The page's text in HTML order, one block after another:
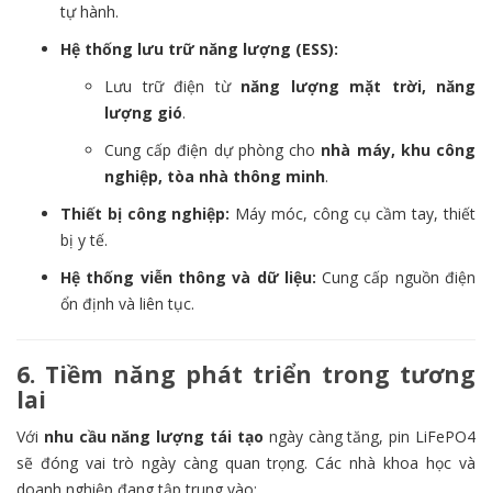
tự hành.
Hệ thống lưu trữ năng lượng (ESS):
Lưu trữ điện từ năng lượng mặt trời, năng
lượng gió.
Cung cấp điện dự phòng cho nhà máy, khu công
nghiệp, tòa nhà thông minh.
Thiết bị công nghiệp: Máy móc, công cụ cầm tay, thiết
bị y tế.
Hệ thống viễn thông và dữ liệu: Cung cấp nguồn điện
ổn định và liên tục.
6. Tiềm năng phát triển trong tương
lai
Với nhu cầu năng lượng tái tạo ngày càng tăng, pin LiFePO4
sẽ đóng vai trò ngày càng quan trọng. Các nhà khoa học và